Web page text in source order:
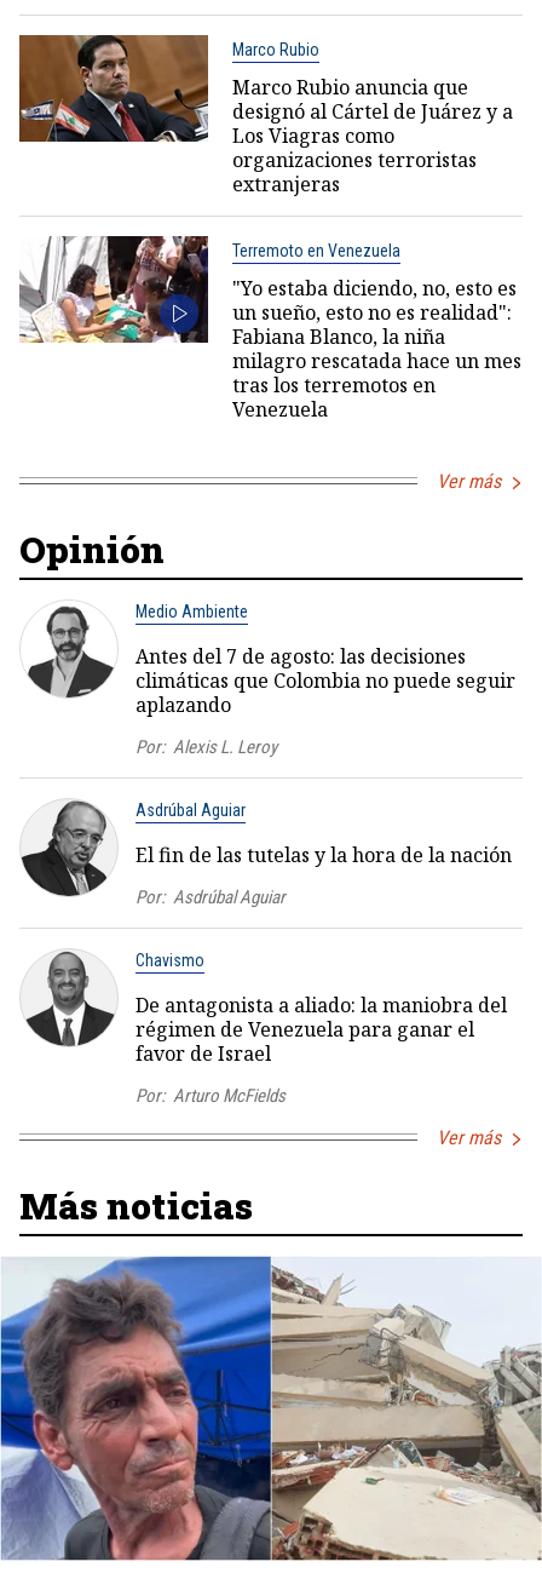
Marco Rubio
Marco Rubio anuncia que
designó al Cártel de Juárez y a
Los Viagras como
organizaciones terroristas
extranjeras
Terremoto en Venezuela
"Yo estaba diciendo, no, esto es
un sueño, esto no es realidad":
Fabiana Blanco, la niña
milagro rescatada hace un mes
tras los terremotos en
Venezuela
Ver más
Opinión
Medio Ambiente
Antes del 7 de agosto: las decisiones
climáticas que Colombia no puede seguir
aplazando
Por: Alexis L. Leroy
Asdrúbal Aguiar
El fin de las tutelas y la hora de la nación
Por: Asdrúbal Aguiar
Chavismo
De antagonista a aliado: la maniobra del
régimen de Venezuela para ganar el
favor de Israel
Por: Arturo McFields
Ver más
Más noticias